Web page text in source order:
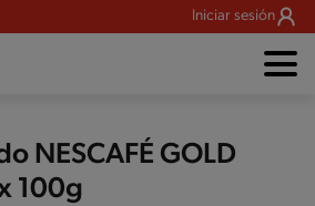
Iniciar sesión
NESCAFÉ GOLD
100g